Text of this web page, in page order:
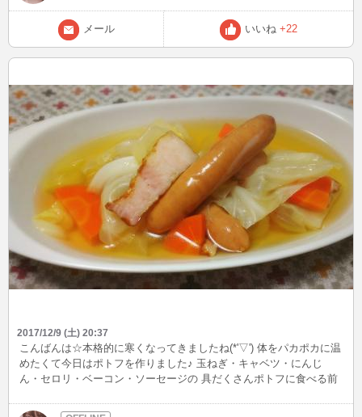
メール いいね +22
2017/12/9 (土) 20:37
こんばんは☆本格的に寒くなってきましたね(*'▽') 体をパカポカに温
めたくて今日はポトフを作りました♪ 玉ねぎ・キャベツ・にんじ
ん・セロリ・ベーコン・ソーセージの 具だくさんポトフに食べる前
高くて、野菜不足のお料理が多かったのですがたっぷり お野菜が食